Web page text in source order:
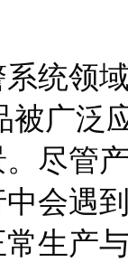
统领
广泛
尽管
会遇
生产